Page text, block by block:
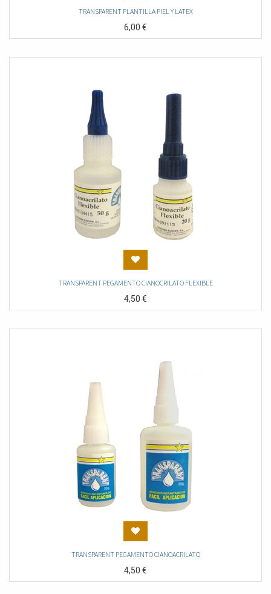
TRANSPARENT PLANTILLA PIEL Y LATEX
6,00€
TRANSPARENT PEGAMENTO CIANOCRILATO FLEXIBLE
4,50€
TRANSPARENT PEGAMENTO CIANOACRILATO
4,50€